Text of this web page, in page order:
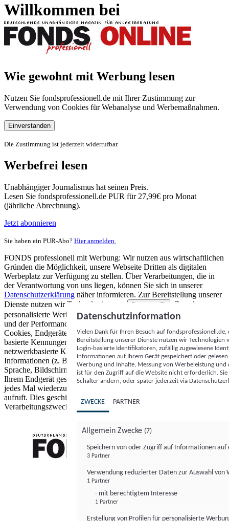
Willkommen bei
Wie gewohnt mit Werbung lesen
Nutzen Sie fondsprofessionell.de mit Ihrer Zustimmung zur
Verwendung von Cookies für Webanalyse und Werbemaßnahmen.
Einverstanden
Die Zustimmung ist jederzeit widerrufbar.
Werbefrei lesen
Unabhängiger Journalismus hat seinen Preis.
Lesen Sie fondsprofessionell.de PUR für 27,99€ pro Monat
(jährliche Abrechnung).
Jetzt abonnieren
Sie haben ein PUR-Abo? Hier anmelden.
FONDS professionell mit Werbung: Wir nutzen aus wirtschaftlichen
Gründen die Möglichkeit, unsere Webseite Dritten als digitalen
Werbeplatz zur Verfügung zu stellen. Über Verarbeitungen, die in
der Verantwortung von uns liegen, können Sie sich in unserer
Datenschutzerklärung näher informieren. Zur Bereitstellung unserer
Dienste nutzen wir Technologien von
Partnern (5)
. Zwecke:
personalisierte Werbung und Inhalte, Messung von Werbeleistung
und der Performance von Inhalten sowie Zielgruppenforschung.
Cookies, Endgeräte- oder ähnliche Online-Kennungen (z. B. login-
basierte Kennungen, zufällig generierte Kennungen,
netzwerkbasierte Kennungen) können zusammen mit anderen
Informationen (z. B. Browsertyp und Browserinformationen,
Sprache, Bildschirmgröße, unterstützte Technologien usw.) auf
Ihrem Endgerät gespeichert oder von dort ausgelesen werden, um es
jedes Mal wiederzuerkennen, wenn es eine App oder einer Webseite
aufruft. Dies geschieht für einen oder mehrere der hier aufgeführten
Verarbeitungszwecke.
Datenschutzinformation
Vielen Dank für Ihren Besuch auf
Bereitstellung unserer Dienste nutzen wir Technologien
Login-basierte Identifikatoren, zufällig zugewiesene
Informationen auf Ihrem Gerät gespeichert oder
Werbung und Inhalte, Messung von Werbeleistung
ist für den Zugriff auf die Website nicht erforderlich.
Schalter ändern, oder später jederzeit via
ZWECKE PARTNER
Allgemein Zwecke (7)
Speichern von oder Zugriff auf Informationen auf
3 Partner
Verwendung reduzierter Daten zur Auswahl von
1 Partner
- mit berechtigtem Interesse
1 Partner
Erstellung von Profilen für personalisierte
FONDS professionell